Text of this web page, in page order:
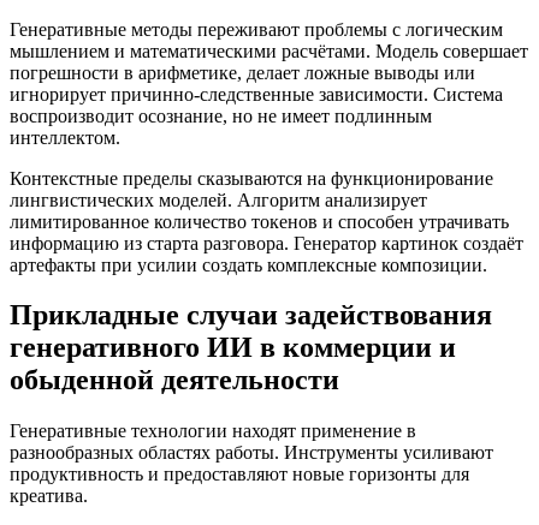
Генеративные методы переживают проблемы с логическим
мышлением и математическими расчётами. Модель совершает
погрешности в арифметике, делает ложные выводы или
игнорирует причинно-следственные зависимости. Система
воспроизводит осознание, но не имеет подлинным
интеллектом.
Контекстные пределы сказываются на функционирование
лингвистических моделей. Алгоритм анализирует
лимитированное количество токенов и способен утрачивать
информацию из старта разговора. Генератор картинок создаёт
артефакты при усилии создать комплексные композиции.
Прикладные случаи задействования
генеративного ИИ в коммерции и
обыденной деятельности
Генеративные технологии находят применение в
разнообразных областях работы. Инструменты усиливают
продуктивность и предоставляют новые горизонты для
креатива.